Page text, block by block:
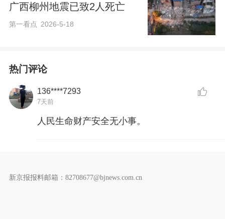
广西柳州地震已致2人死亡
第一看点 2026-5-18
热门评论
136****7293
7天前
人民生命财产安全无小事。
新京报报料邮箱：82708677@bjnews.com.cn